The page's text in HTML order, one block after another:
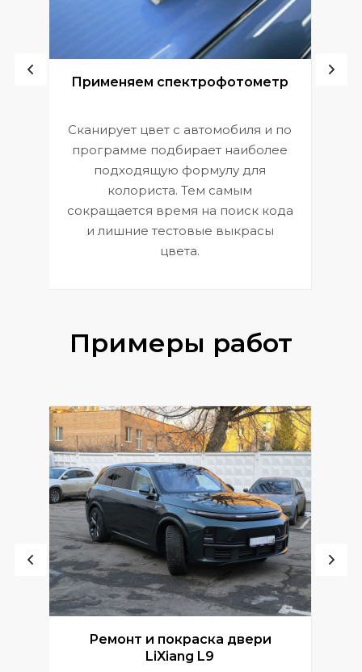
Применяем спектрофотометр
Сканирует цвет с автомобиля и по
программе подбирает наиболее
подходящую формулу для
колориста. Тем самым
сокращается время на поиск кода
и лишние тестовые выкрасы
цвета.
Примеры работ
Ремонт и покраска двери
LiXiang L9